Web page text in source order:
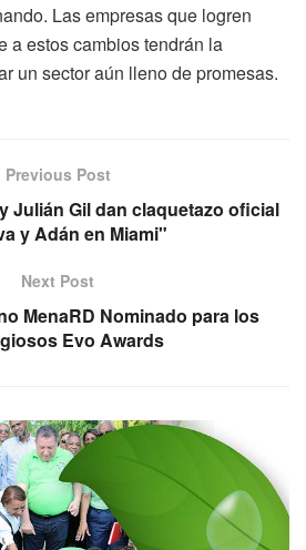
Las empresas que logren
a estos cambios tendrán la
un sector aún lleno de promesas.
Previous Post
Julián Gil dan claquetazo oficial
y Adán en Miami"
Next Post
MenaRD Nominado para los
Evo Awards